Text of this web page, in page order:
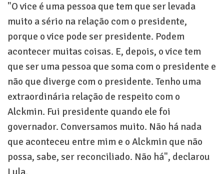
"O vice é uma pessoa que tem que ser levada
muito a sério na relação com o presidente,
porque o vice pode ser presidente. Podem
acontecer muitas coisas. E, depois, o vice tem
que ser uma pessoa que soma com o presidente e
não que diverge com o presidente. Tenho uma
extraordinária relação de respeito com o
Alckmin. Fui presidente quando ele foi
governador. Conversamos muito. Não há nada
que aconteceu entre mim e o Alckmin que não
possa, sabe, ser reconciliado. Não há", declarou